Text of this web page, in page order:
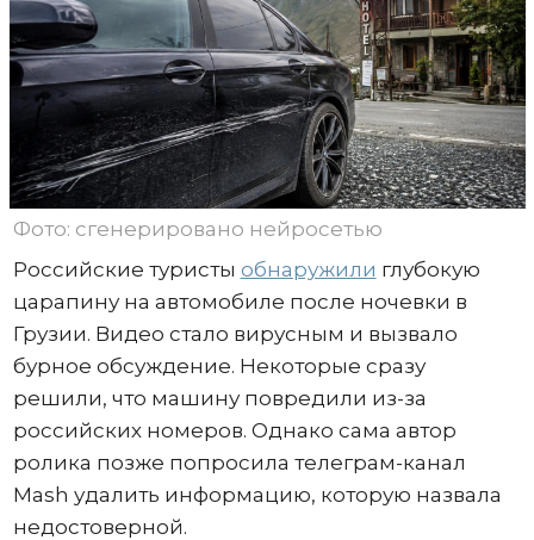
Фото: сгенерировано нейросетью
Российские туристы обнаружили глубокую
царапину на автомобиле после ночевки в
Грузии. Видео стало вирусным и вызвало
бурное обсуждение. Некоторые сразу
решили, что машину повредили из-за
российских номеров. Однако сама автор
ролика позже попросила телеграм-канал
Mash удалить информацию, которую назвала
недостоверной.